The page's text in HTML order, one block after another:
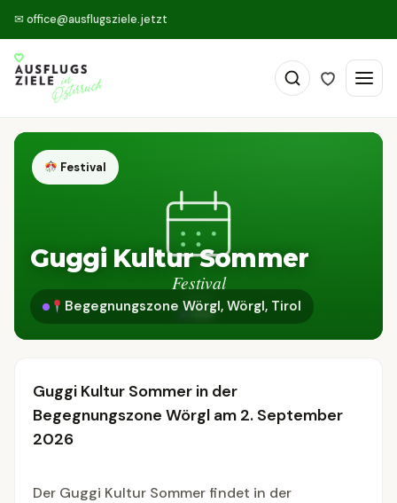
✉ office@ausflugsziele.jetzt
Festival
Guggi Kultur Sommer
Begegnungszone Wörgl, Wörgl, Tirol
Guggi Kultur Sommer in der
Begegnungszone Wörgl am 2. September
2026
Der Guggi Kultur Sommer findet in der